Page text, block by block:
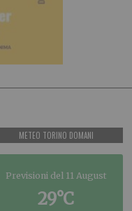
METEO TORINO DOMANI
Previsioni del 11 August
29°C